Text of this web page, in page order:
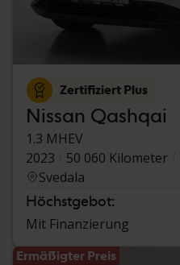
Zertifiziert Plus
Nissan Qashqai
1.3 MHEV
2023
50 060 Kilometer
Svedala
Höchstgebot:
Mit Finanzierung
Ermäßigter Preis